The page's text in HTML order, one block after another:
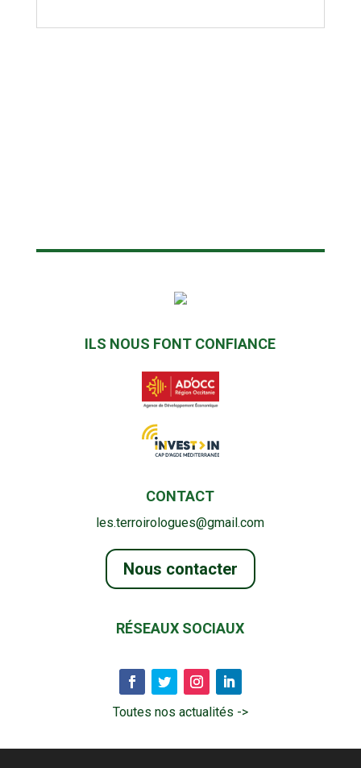
ILS NOUS FONT CONFIANCE
CONTACT
les.terroirologues@gmail.com
Nous contacter
RÉSEAUX SOCIAUX
Toutes nos actualités ->